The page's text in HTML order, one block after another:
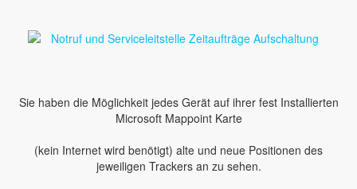
Sie haben die Möglichkeit jedes Gerät auf ihrer fest Installierten
Microsoft Mappoint Karte
(kein Internet wird benötigt) alte und neue Positionen des
jeweiligen Trackers an zu sehen.